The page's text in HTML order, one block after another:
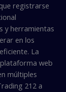
registrarse
y herramientas
en los
La
web
múltiples
212 a